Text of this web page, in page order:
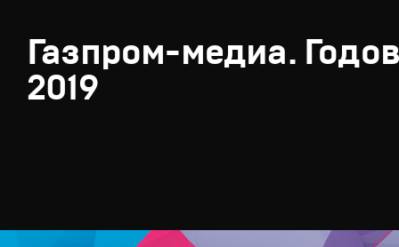
Газпром-медиа.
2019